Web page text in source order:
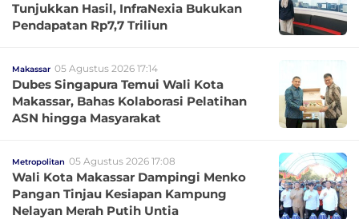
Tunjukkan Hasil, InfraNexia Bukukan
Pendapatan Rp7,7 Triliun
Makassar 05 Agustus 2026 17:14
Dubes Singapura Temui Wali Kota
Makassar, Bahas Kolaborasi Pelatihan
ASN hingga Masyarakat
Metropolitan 05 Agustus 2026 17:08
Wali Kota Makassar Dampingi Menko
Pangan Tinjau Kesiapan Kampung
Nelayan Merah Putih Untia